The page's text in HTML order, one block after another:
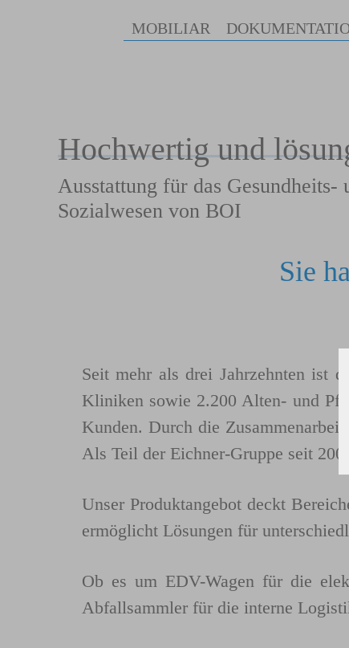
Zum Hauptinhalt springen
MOBILIAR
Hochwertig und
Ausstattung für das Gesundheits-
Sozialwesen von BOI
Sie
Seit mehr als drei Jahrzehnten ist
Kliniken sowie 2.200 Alten- und
Kunden. Durch die
Als Teil der Eichner-Gruppe seit
Unser Produktangebot deckt
ermöglicht Lösungen für
Ob es um EDV-Wagen für die
Abfallsammler für die interne